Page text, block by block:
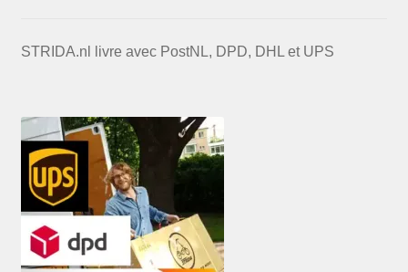
STRIDA.nl livre avec PostNL, DPD, DHL et UPS